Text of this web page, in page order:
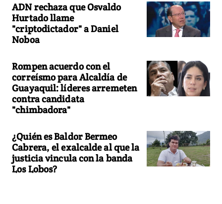
ADN rechaza que Osvaldo
Hurtado llame
"criptodictador" a Daniel
Noboa
Rompen acuerdo con el
correísmo para Alcaldía de
Guayaquil: líderes arremeten
contra candidata
"chimbadora"
¿Quién es Baldor Bermeo
Cabrera, el exalcalde al que la
justicia vincula con la banda
Los Lobos?